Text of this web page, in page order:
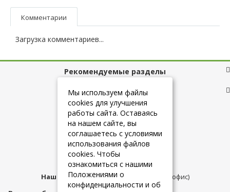
Комментарии
Загрузка комментариев...
Рекомендуемые разделы
Полезные ссылки
+7 (925) 084-10-60
Наш адрес:Москва,ул.Плещеева д.12 (офис)
Мы используем файлы
cookies для улучшения
работы сайта. Оставаясь
на нашем сайте, вы
соглашаетесь с условиями
использования файлов
cookies. Чтобы
ознакомиться с нашими
Положениями о
конфиденциальности и об